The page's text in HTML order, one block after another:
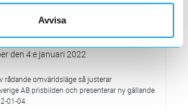
Avvisa
stigande komponent- och metallpriser.
den 4:e januari 2022
rådande omvärldsläge så justerar
AB prisbilden och presenterar ny gällande
01-04.